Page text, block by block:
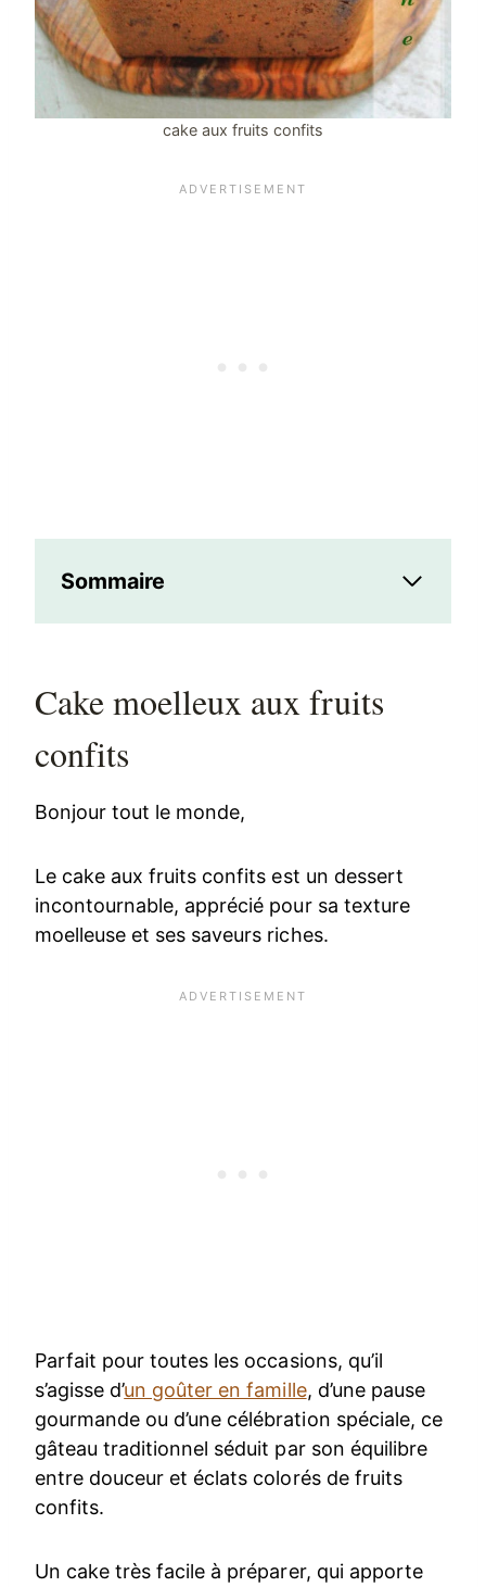
cake aux fruits confits
Sommaire
Cake moelleux aux fruits
confits
Bonjour tout le monde,
Le cake aux fruits confits est un dessert
incontournable, apprécié pour sa texture
moelleuse et ses saveurs riches.
Parfait pour toutes les occasions, qu’il
s’agisse d’un goûter en famille, d’une pause
gourmande ou d’une célébration spéciale, ce
gâteau traditionnel séduit par son équilibre
entre douceur et éclats colorés de fruits
confits.
Un cake très facile à préparer, qui apporte